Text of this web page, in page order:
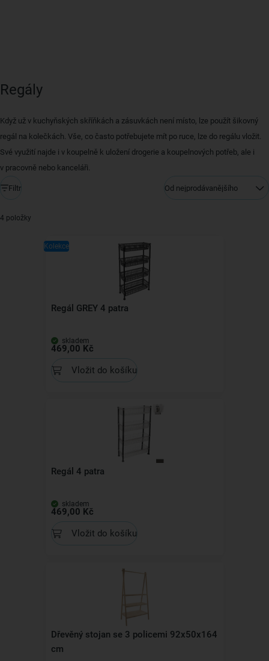
Regály
Když už v kuchyňských skříňkách a zásuvkách není místo, lze použít šikovný
regál na kolečkách. Vše, co často potřebujete mít po ruce, lze do regálu vložit.
Své využití najde i v koupelně k uložení drogerie a koupelnových potřeb, ale i
v pracovně nebo kanceláři.
Filtr Od nejprodávanějšího
4 položky
Kolekce
Regál GREY 4 patra
skladem
469,00 Kč
Vložit do košíku
Regál 4 patra
skladem
469,00 Kč
Vložit do košíku
Dřevěný stojan se 3 policemi 92x50x164
cm